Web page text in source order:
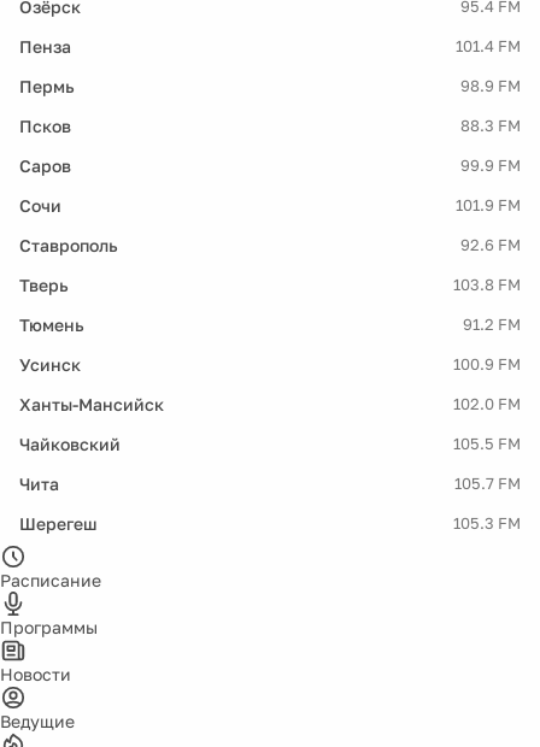
Озёрск 95.4 FM
Пенза 101.4 FM
Пермь 98.9 FM
Псков 88.3 FM
Саров 99.9 FM
Сочи 101.9 FM
Ставрополь 92.6 FM
Тверь 103.8 FM
Тюмень 91.2 FM
Усинск 100.9 FM
Ханты-Мансийск 102.0 FM
Чайковский 105.5 FM
Чита 105.7 FM
Шерегеш 105.3 FM
Расписание
Программы
Новости
Ведущие